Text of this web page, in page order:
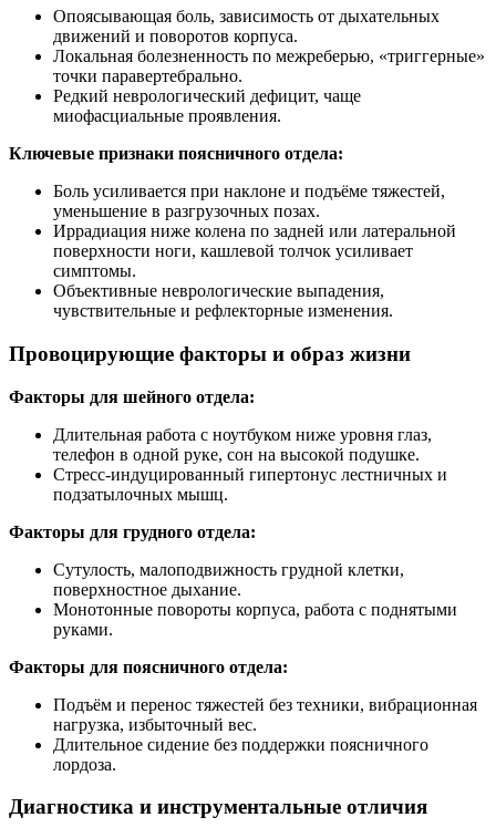
Опоясывающая боль, зависимость от дыхательных
движений и поворотов корпуса.
Локальная болезненность по межреберью, «триггерные»
точки паравертебрально.
Редкий неврологический дефицит, чаще
миофасциальные проявления.
Ключевые признаки поясничного отдела:
Боль усиливается при наклоне и подъёме тяжестей,
уменьшение в разгрузочных позах.
Иррадиация ниже колена по задней или латеральной
поверхности ноги, кашлевой толчок усиливает
симптомы.
Объективные неврологические выпадения,
чувствительные и рефлекторные изменения.
Провоцирующие факторы и образ жизни
Факторы для шейного отдела:
Длительная работа с ноутбуком ниже уровня глаз,
телефон в одной руке, сон на высокой подушке.
Стресс‑индуцированный гипертонус лестничных и
подзатылочных мышц.
Факторы для грудного отдела:
Сутулость, малоподвижность грудной клетки,
поверхностное дыхание.
Монотонные повороты корпуса, работа с поднятыми
руками.
Факторы для поясничного отдела:
Подъём и перенос тяжестей без техники, вибрационная
нагрузка, избыточный вес.
Длительное сидение без поддержки поясничного
лордоза.
Диагностика и инструментальные отличия